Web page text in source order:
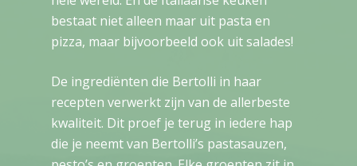
bestaat niet alleen maar uit pasta en
pizza, maar bijvoorbeeld ook uit salades!
De ingrediënten die Bertolli in haar
recepten verwerkt zijn van de allerbeste
kwaliteit. Dit proef je terug in iedere hap
die je neemt van Bertolli’s pastasauzen,